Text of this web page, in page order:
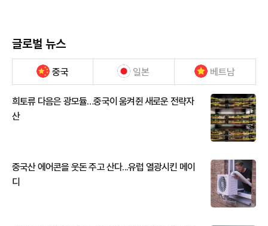
글로벌 뉴스
중국 일본 베트남
희토류 다음은 광모듈…중국이 움켜쥔 새로운 전략자
산
중국산 에어콘을 웃돈 주고 산다...유럽 열광시킨 메이
디